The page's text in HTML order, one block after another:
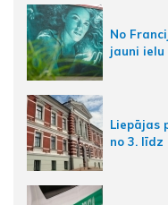
No
jauni ielu
Liepājas
no 3. līdz